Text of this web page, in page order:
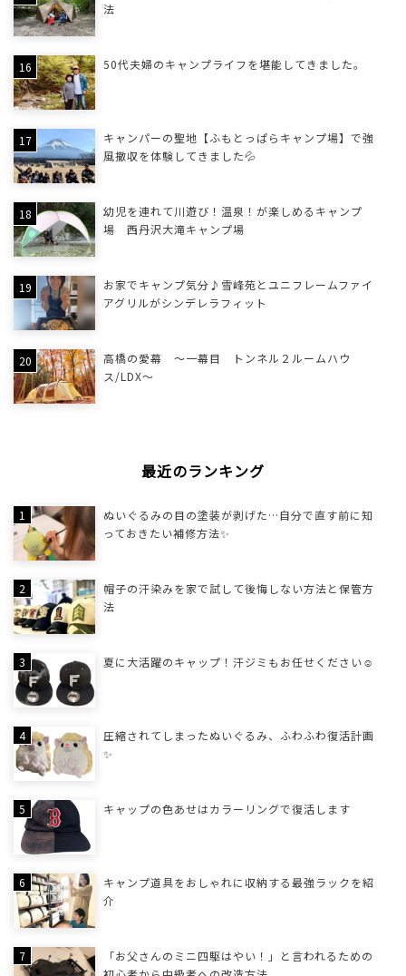
法
50代夫婦のキャンプライフを堪能してきました。
キャンパーの聖地【ふもとっぱらキャンプ場】で強
風撤収を体験してきました💦
幼児を連れて川遊び！温泉！が楽しめるキャンプ
場 西丹沢大滝キャンプ場
お家でキャンプ気分♪雪峰苑とユニフレームファイ
アグリルがシンデレラフィット
高橋の愛幕 ～一幕目 トンネル２ルームハウ
ス/LDX～
最近のランキング
ぬいぐるみの目の塗装が剥げた…自分で直す前に知
っておきたい補修方法✨
帽子の汗染みを家で試して後悔しない方法と保管方
法
夏に大活躍のキャップ！汗ジミもお任せください☺
圧縮されてしまったぬいぐるみ、ふわふわ復活計画
✨
キャップの色あせはカラーリングで復活します
キャンプ道具をおしゃれに収納する最強ラックを紹
介
「お父さんのミニ四駆はやい！」と言われるための